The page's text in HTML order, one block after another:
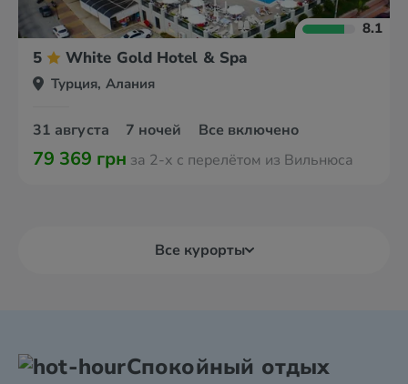
8.1
5 White Gold Hotel & Spa
Турция, Алания
31 августа 7 ночей Все включено
79 369 грн за 2-х с перелётом из Вильнюса
Все курорты
Спокойный отдых